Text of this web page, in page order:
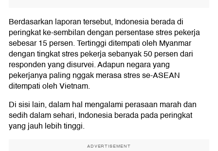
Berdasarkan laporan tersebut, Indonesia berada di
peringkat ke-sembilan dengan persentase stres pekerja
sebesar 15 persen. Tertinggi ditempati oleh Myanmar
dengan tingkat stres pekerja sebanyak 50 persen dari
responden yang disurvei. Adapun negara yang
pekerjanya paling nggak merasa stres se-ASEAN
ditempati oleh Vietnam.
Di sisi lain, dalam hal mengalami perasaan marah dan
sedih dalam sehari, Indonesia berada pada peringkat
yang jauh lebih tinggi.
ADVERTISEMENT